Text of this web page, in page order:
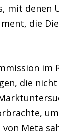
mit denen
die
im
die
Meta